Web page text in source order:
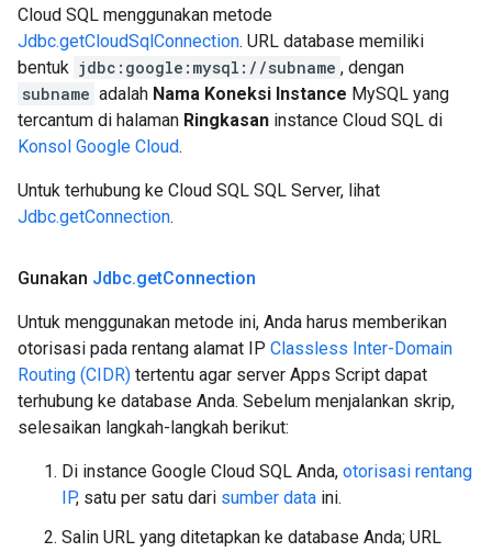
Cloud SQL menggunakan metode
Jdbc.getCloudSqlConnection. URL database memiliki
bentuk jdbc:google:mysql://subname , dengan
subname adalah Nama Koneksi Instance MySQL yang
tercantum di halaman Ringkasan instance Cloud SQL di
Konsol Google Cloud.
Untuk terhubung ke Cloud SQL SQL Server, lihat
Jdbc.getConnection.
Gunakan Jdbc.getConnection
Untuk menggunakan metode ini, Anda harus memberikan
otorisasi pada rentang alamat IP Classless Inter-Domain
Routing (CIDR) tertentu agar server Apps Script dapat
terhubung ke database Anda. Sebelum menjalankan skrip,
selesaikan langkah-langkah berikut:
Di instance Google Cloud SQL Anda, otorisasi rentang
IP, satu per satu dari sumber data ini.
Salin URL yang ditetapkan ke database Anda; URL